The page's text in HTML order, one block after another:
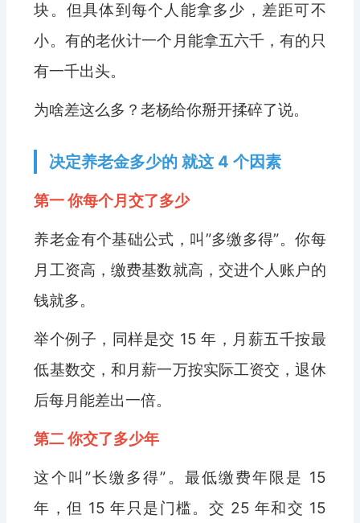
块。但具体到每个人能拿多少，差距可不
小。有的老伙计一个月能拿五六千，有的只
有一千出头。
为啥差这么多？老杨给你掰开揉碎了说。
决定养老金多少的 就这 4 个因素
第一 你每个月交了多少
养老金有个基础公式，叫”多缴多得”。你每
月工资高，缴费基数就高，交进个人账户的
钱就多。
举个例子，同样是交 15 年，月薪五千按最
低基数交，和月薪一万按实际工资交，退休
后每月能差出一倍。
第二 你交了多少年
这个叫”长缴多得”。最低缴费年限是 15
年，但 15 年只是门槛。交 25 年和交 15